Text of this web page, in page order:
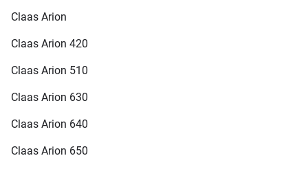
Claas Arion
Claas Arion 420
Claas Arion 510
Claas Arion 630
Claas Arion 640
Claas Arion 650